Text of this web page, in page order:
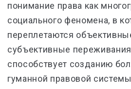
понимание права как
социального феномена, в
переплетаются
субъективные
способствует созданию
гуманной правовой